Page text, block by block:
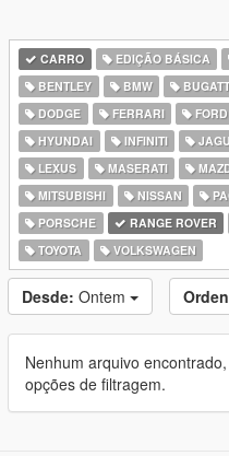
CARRO EDIÇÃO BÁSICA
BENTLEY
BMW
DODGE
FERRARI FORD
HYUNDAI
INFINITI
LEXUS
MASERATI
MITSUBISHI
NISSAN
PORSCHE
RANGE ROVER
TOYOTA
VOLKSWAGEN
Desde: Ontem
Nenhum arquivo
opções de filtragem.